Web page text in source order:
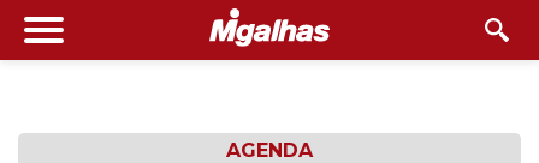
AGENDA